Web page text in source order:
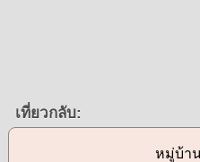
เที่ยวกลับ:
หมู่บ้า